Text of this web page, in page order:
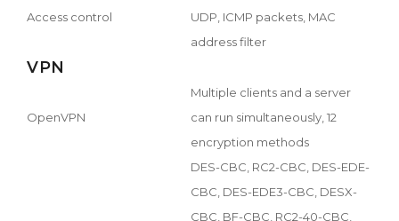
Access control
UDP, ICMP packets, MAC
address filter
VPN
OpenVPN
Multiple clients and a server
can run simultaneously, 12
encryption methods
DES-CBC, RC2-CBC, DES-EDE-
CBC, DES-EDE3-CBC, DESX-
CBC, BF-CBC, RC2-40-CBC,